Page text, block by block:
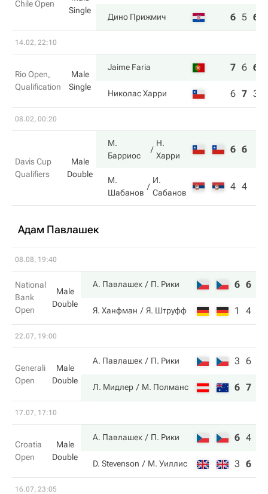
Chile Open
Single
Дино Прижмич 6 5 6
14.02, 22:10
Rio Open,
Qualification
Male
Single
Jaime Faria 7 6 6
Николас Харри 6 7 3
08.02, 00:20
Davis Cup
Qualifiers
Male
Double
М.
Барриос
Н.
Харри
6 6
М.
Шабанов
И.
Сабанов
4 4
Адам Павлашек
08.08, 19:40
National
Bank
Open
Male
Double
А. Павлашек П. Рики 6 6
Я. Ханфман Я. Штруфф 1 4
22.07, 19:00
Generali
Open
Male
Double
А. Павлашек П. Рики 3 6
Л. Мидлер М. Полманс 6 7
17.07, 17:10
Croatia
Open
Male
Double
А. Павлашек П. Рики 6 4
D. Stevenson М. Уиллис 3 6
16.07, 23:05